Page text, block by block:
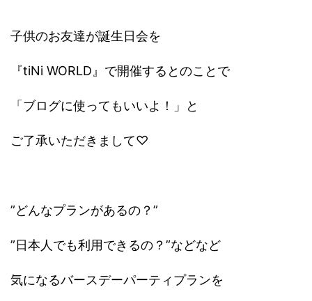
子供のお友達が誕生日会を
『tiNi WORLD』で開催するとのことで
「ブログに使ってもいいよ！」と
ご了承いただきまして♡
”どんなプランがあるの？”
”日本人でも利用できるの？”などなど
気になるバースデーパーティプランを